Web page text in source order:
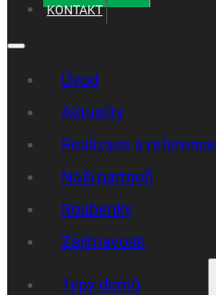
KONTAKT
Úvod
Aktuality
Realizace a reference
Naši partneři
Roubenky
Zajímavosti
Typy domů